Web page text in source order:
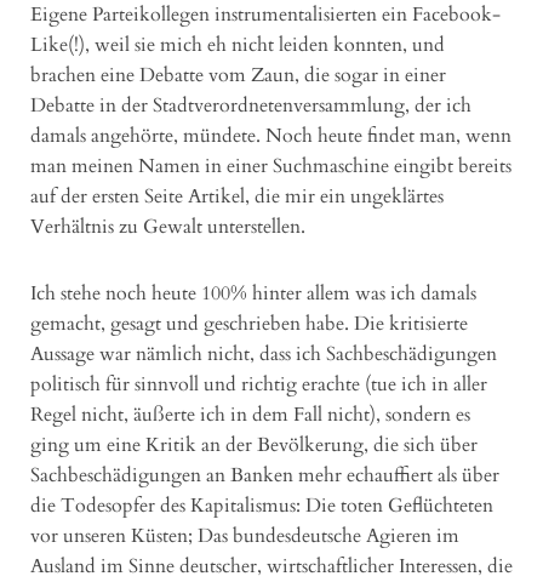
Eigene Parteikollegen instrumentalisierten ein Facebook-
Like(!), weil sie mich eh nicht leiden konnten, und
brachen eine Debatte vom Zaun, die sogar in einer
Debatte in der Stadtverordnetenversammlung, der ich
damals angehörte, mündete. Noch heute findet man, wenn
man meinen Namen in einer Suchmaschine eingibt bereits
auf der ersten Seite Artikel, die mir ein ungeklärtes
Verhältnis zu Gewalt unterstellen.
Ich stehe noch heute 100% hinter allem was ich damals
gemacht, gesagt und geschrieben habe. Die kritisierte
Aussage war nämlich nicht, dass ich Sachbeschädigungen
politisch für sinnvoll und richtig erachte (tue ich in aller
Regel nicht, äußerte ich in dem Fall nicht), sondern es
ging um eine Kritik an der Bevölkerung, die sich über
Sachbeschädigungen an Banken mehr echauffiert als über
die Todesopfer des Kapitalismus: Die toten Geflüchteten
vor unseren Küsten; Das bundesdeutsche Agieren im
Ausland im Sinne deutscher, wirtschaftlicher Interessen, die